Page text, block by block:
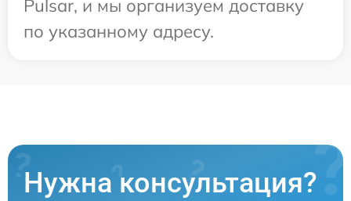
Pulsar, и мы организуем доставку
по указанному адресу.
Нужна консультация?